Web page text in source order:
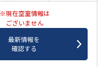
※現在空室情報は
ございません
最新情報を
確認する